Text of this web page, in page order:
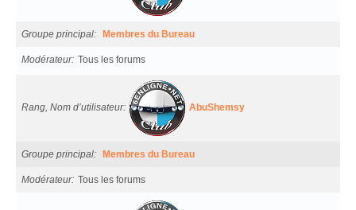
Groupe principal Membres du Bureau
Modérateur Tous les forums
Rang, Nom d’utilisateur AbuShemsy
Groupe principal Membres du Bureau
Modérateur Tous les forums